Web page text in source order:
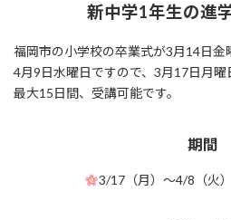
新中学1年生の進
福岡市の小学校の卒業式が3月14日
4月9日水曜日ですので、3月17日月
最大15日間、受講可能です。
期間
3/17（月）～4/8（火